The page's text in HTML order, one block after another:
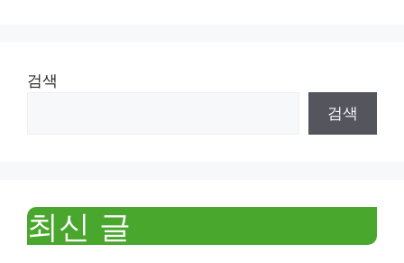
검색
검색
최신 글